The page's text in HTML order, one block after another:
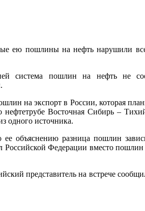
ею пошлины на нефть нарушили
система пошлин на нефть не
на экспорт в России, которая
Восточная Сибирь –
одного источника.
объяснению разница пошлин
Федерации вместо
представитель на встрече